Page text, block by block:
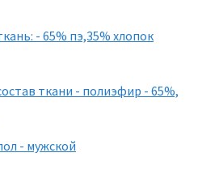
- 65% пэ,35% хлопок
ткани - полиэфир - 65%,
- мужской